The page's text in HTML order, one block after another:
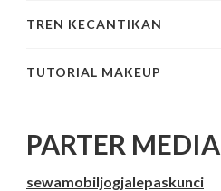
TREN KECANTIKAN
TUTORIAL MAKEUP
PARTER MEDIA
sewamobiljogjalepaskunci